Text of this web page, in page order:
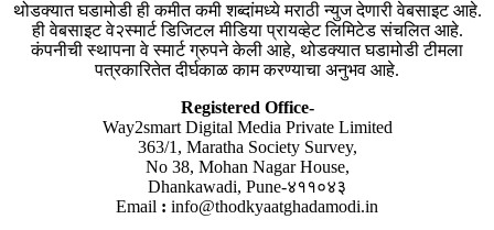
थोडक्यात घडामोडी ही कमीत कमी शब्दांमध्ये मराठी न्युज देणारी वेबसाइट आहे.
ही वेबसाइट वे२स्मार्ट डिजिटल मीडिया प्रायव्हेट लिमिटेड संचलित आहे.
कंपनीची स्थापना वे स्मार्ट ग्रुपने केली आहे, थोडक्यात घडामोडी टीमला
पत्रकारितेत दीर्घकाळ काम करण्याचा अनुभव आहे.
Registered Office-
Way2smart Digital Media Private Limited
363/1, Maratha Society Survey,
No 38, Mohan Nagar House,
Dhankawadi, Pune-४११०४३
Email : info@thodkyaatghadamodi.in